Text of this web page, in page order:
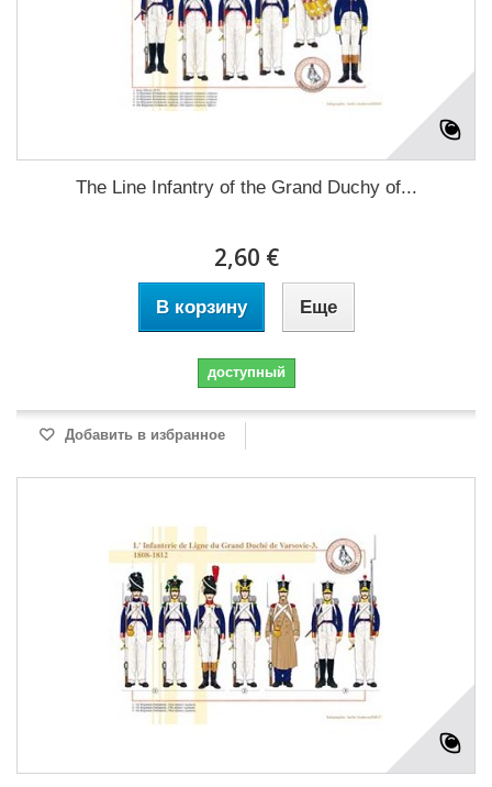
The Line Infantry of the Grand Duchy of...
2,60 €
В корзину Еще
доступный
Добавить в избранное